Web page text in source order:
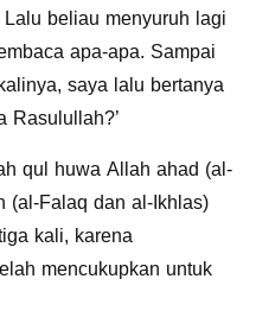
beliau menyuruh lagi
apa-apa. Sampai
saya lalu bertanya
Rasulullah?’
qul huwa Allah ahad (al-
(al-Falaq dan al-Ikhlas)
kali, karena
mencukupkan untuk